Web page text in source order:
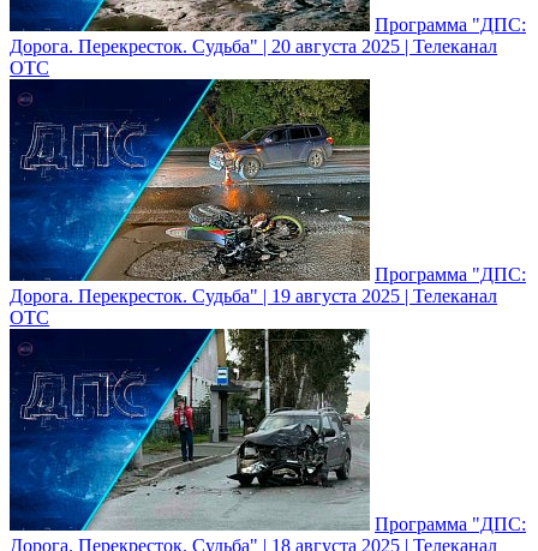
Программа "ДПС:
Дорога. Перекресток. Судьба" | 20 августа 2025 | Телеканал
ОТС
Программа "ДПС:
Дорога. Перекресток. Судьба" | 19 августа 2025 | Телеканал
ОТС
Программа "ДПС:
Дорога. Перекресток. Судьба" | 18 августа 2025 | Телеканал